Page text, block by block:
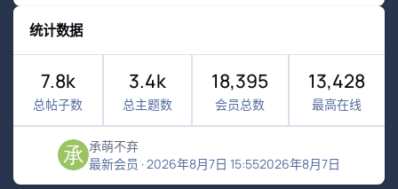
统计数据
7.8k
总帖子数
3.4k
总主题数
18,395
会员总数
13,428
最高在线
承萌不弃
最新会员 ·2026年8月7日 15:552026年8月7日